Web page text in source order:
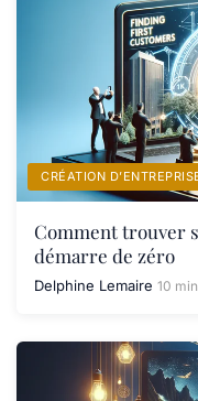
CRÉATION
Comment trouver
démarre de zéro
Delphine Lemaire 10 min